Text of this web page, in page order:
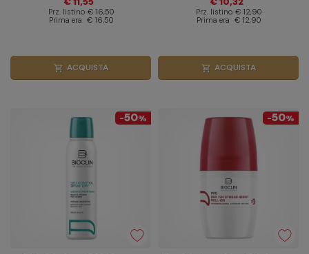
Prz. listino € 16,50
Prima era € 16,50
shopping_cart ACQUISTA
Prz. listino € 12,90
Prima era € 12,90
shopping_cart ACQUISTA
-50% -50%